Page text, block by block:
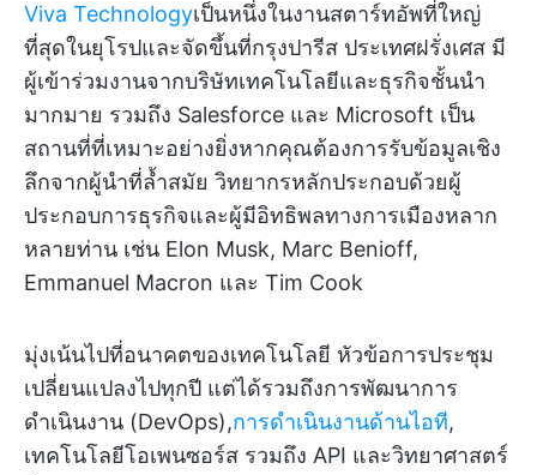
Viva Technologyเป็นหนึ่งในงานสตาร์ทอัพที่ใหญ่
ที่สุดในยุโรปและจัดขึ้นที่กรุงปารีส ประเทศฝรั่งเศส มี
ผู้เข้าร่วมงานจากบริษัทเทคโนโลยีและธุรกิจชั้นนำ
มากมาย รวมถึง Salesforce และ Microsoft เป็น
สถานที่ที่เหมาะอย่างยิ่งหากคุณต้องการรับข้อมูลเชิง
ลึกจากผู้นำที่ล้ำสมัย วิทยากรหลักประกอบด้วยผู้
ประกอบการธุรกิจและผู้มีอิทธิพลทางการเมืองหลาก
หลายท่าน เช่น Elon Musk, Marc Benioff,
Emmanuel Macron และ Tim Cook
มุ่งเน้นไปที่อนาคตของเทคโนโลยี หัวข้อการประชุม
เปลี่ยนแปลงไปทุกปี แต่ได้รวมถึงการพัฒนาการ
ดำเนินงาน (DevOps),การดำเนินงานด้านไอที,
เทคโนโลยีโอเพนซอร์ส รวมถึง API และวิทยาศาสตร์